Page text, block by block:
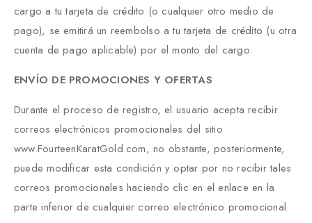
cargo a tu tarjeta de crédito (o cualquier otro medio de
pago), se emitirá un reembolso a tu tarjeta de crédito (u otra
cuenta de pago aplicable) por el monto del cargo.
ENVÍO DE PROMOCIONES Y OFERTAS
Durante el proceso de registro, el usuario acepta recibir
correos electrónicos promocionales del sitio
www.FourteenKaratGold.com, no obstante, posteriormente,
puede modificar esta condición y optar por no recibir tales
correos promocionales haciendo clic en el enlace en la
parte inferior de cualquier correo electrónico promocional.